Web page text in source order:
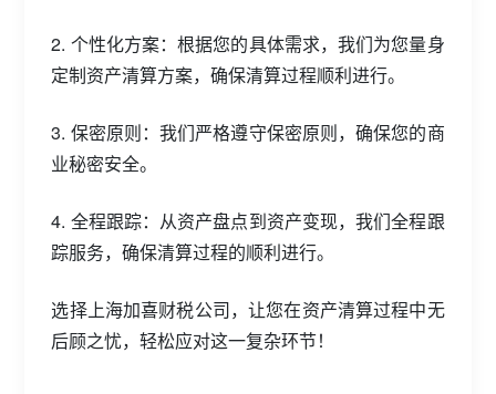
2. 个性化方案：根据您的具体需求，我们为您量身
定制资产清算方案，确保清算过程顺利进行。
3. 保密原则：我们严格遵守保密原则，确保您的商
业秘密安全。
4. 全程跟踪：从资产盘点到资产变现，我们全程跟
踪服务，确保清算过程的顺利进行。
选择上海加喜财税公司，让您在资产清算过程中无
后顾之忧，轻松应对这一复杂环节！